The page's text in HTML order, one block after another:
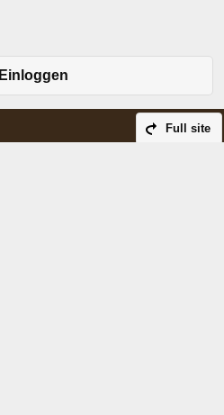
Einloggen
Full site